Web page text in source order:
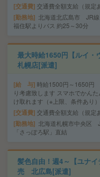
交通費 交通費全額支給（規定
勤務地
北海道北広島市 JR線
福住駅よりバス 約25～30分
最大時給1650円【ルイ
札幌店[派遣]
給 与 時給1500円～1650円
り考慮致します スマホでかん
け取れます（※上限、条件あり）
交通費 交通費全額支給（規定
勤務地
北海道札幌市中央区
「さっぽろ駅」直結
髪色自由！週4～【ユナ
売 北広島[派遣]